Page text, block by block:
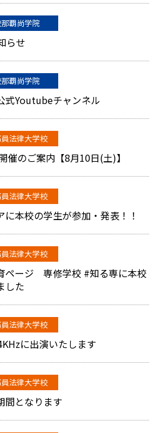
覇尚学院
らせ
覇尚学院
Youtubeチャンネル
法律大学校
催のご案内【8月10日(土)】
法律大学校
本校の学生が参加・発表！！
法律大学校
ページ 専修学校 #知る専に本校
した
法律大学校
に出演いたします
法律大学校
間となります